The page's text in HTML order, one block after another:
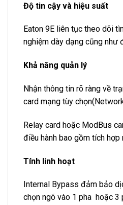
Độ tin cậy và hiệu suất
Eaton 9E liên tục theo dõi
nghiệm dày dạng cũng như
Khả năng quản lý
Nhận thông tin rõ ràng về
card mạng tùy
Relay card hoặc ModBus
điều hành bao gồm tích
Tính linh hoạt
Internal Bypass đảm bảo
chọn ngõ vào 1 pha hoặc 3